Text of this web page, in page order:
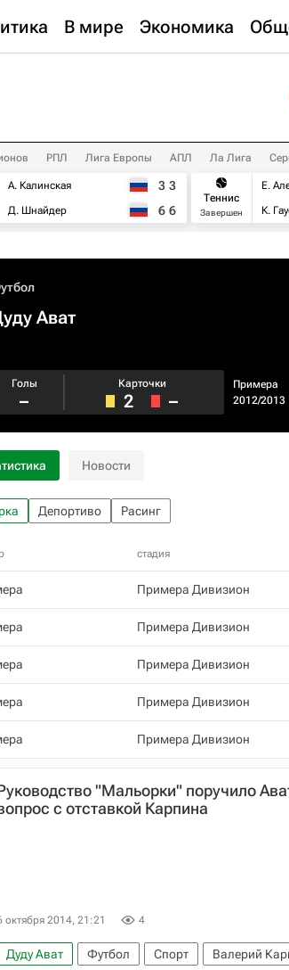
В мире Экономика
РПЛ Лига Европы АПЛ Ла Лига
А. Калинская
Д. Шнайдер
3 3
6 6
Теннис
Завершен
Е.
К.
Ават
Примера
2012/2013
Голы
–
Карточки
2 –
Новости
Депортиво Расинг
стадия
Примера Дивизион
Примера Дивизион
Примера Дивизион
Примера Дивизион
Примера Дивизион
"Мальорки" поручило
с отставкой Карпина
октября 2014, 21:21 4
Дуду Ават Футбол Спорт Валерий